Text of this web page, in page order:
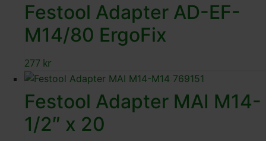
Festool Adapter AD-EF-
M14/80 ErgoFix
277 kr
Festool Adapter MAI M14-
1/2″ x 20